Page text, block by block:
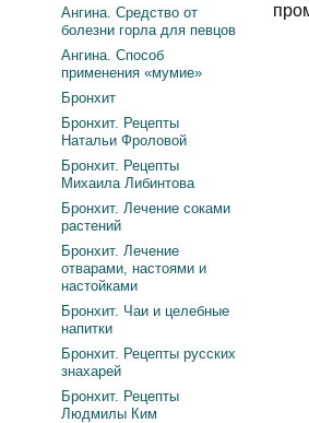
Ангина. Средство от
болезни горла для певцов
Ангина. Способ
применения «мумие»
Бронхит
Бронхит. Рецепты
Натальи Фроловой
Бронхит. Рецепты
Михаила Либинтова
Бронхит. Лечение соками
растений
Бронхит. Лечение
отварами, настоями и
настойками
Бронхит. Чаи и целебные
напитки
Бронхит. Рецепты русских
знахарей
Бронхит. Рецепты
Людмилы Ким